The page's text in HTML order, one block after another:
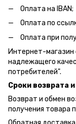
Оплата на IBAN;
Оплата по
Оплата при
Интернет-магазин
надлежащего
потребителей".
Сроки возврата
Возврат и обмен
получения товара